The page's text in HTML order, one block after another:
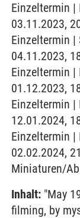
Einzeltermin |
03.11.2023,
Einzeltermin |
04.11.2023,
Einzeltermin |
01.12.2023,
Einzeltermin |
12.01.2024,
Einzeltermin |
02.02.2024,
Miniaturen/
Inhalt: "May
filming, by